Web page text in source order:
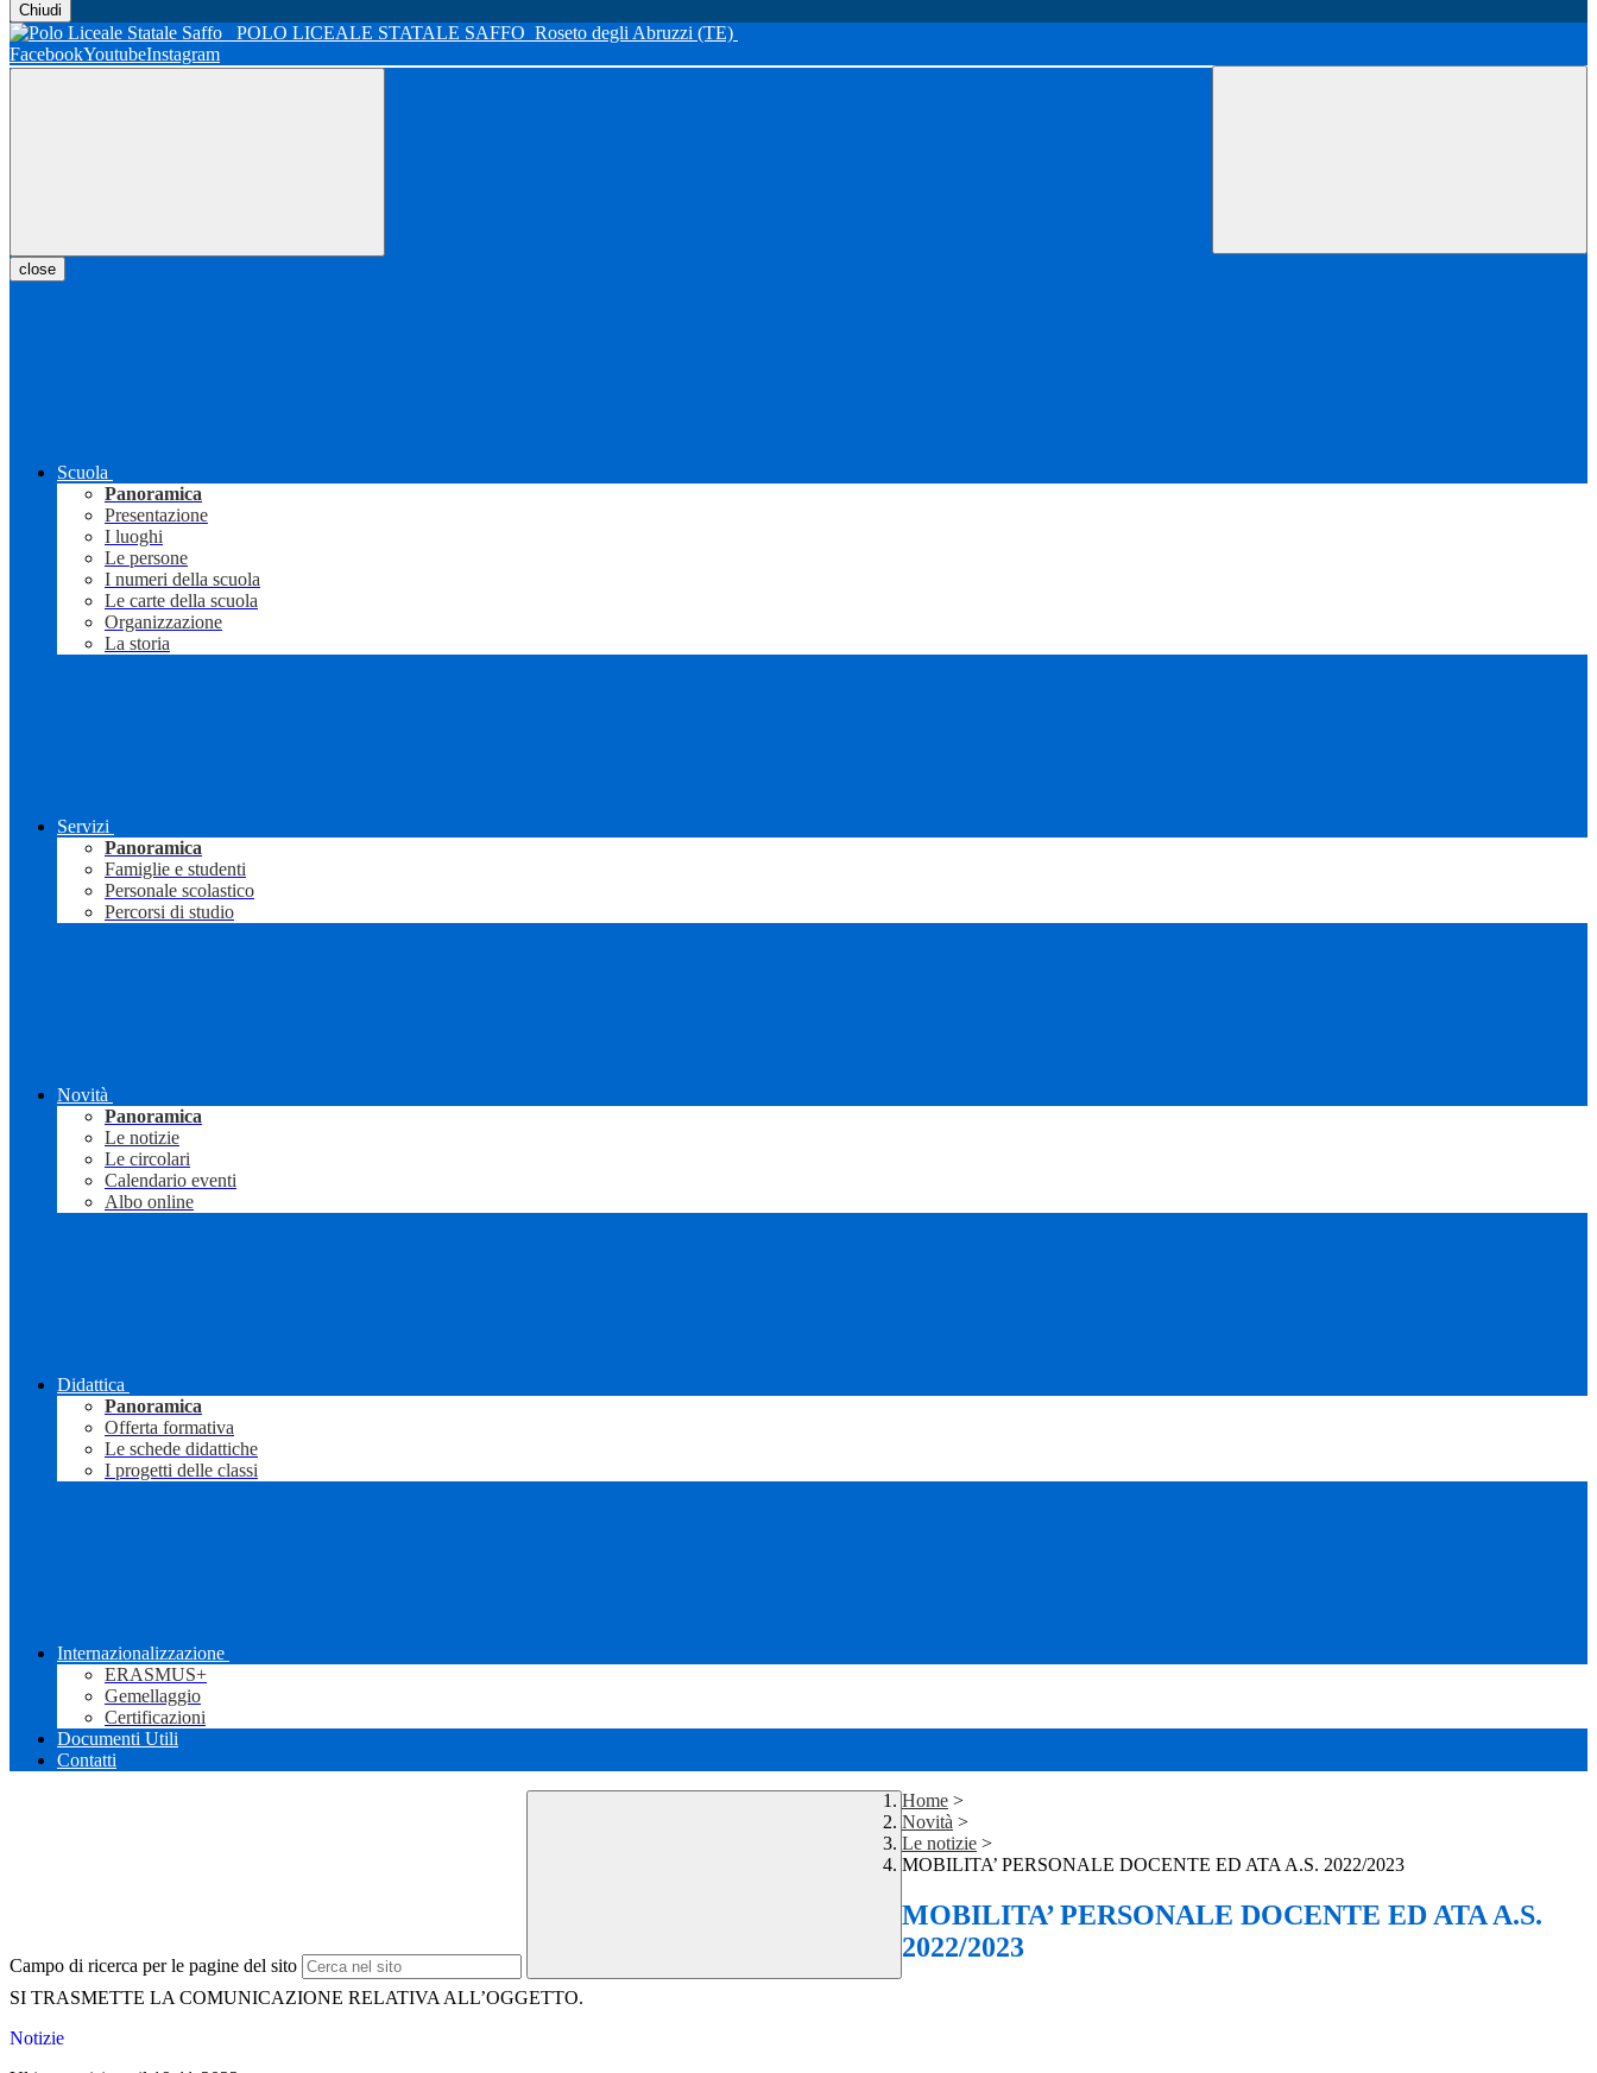
Chiudi
POLO LICEALE STATALE SAFFO Roseto degli Abruzzi (TE)
FacebookYoutubeInstagram
close
Scuola
Panoramica
Presentazione
I luoghi
Le persone
I numeri della scuola
Le carte della scuola
Organizzazione
La storia
Servizi
Panoramica
Famiglie e studenti
Personale scolastico
Percorsi di studio
Novità
Panoramica
Le notizie
Le circolari
Calendario eventi
Albo online
Didattica
Panoramica
Offerta formativa
Le schede didattiche
I progetti delle classi
Internazionalizzazione
ERASMUS+
Gemellaggio
Certificazioni
Documenti Utili
Contatti
Campo di ricerca per le pagine del sito
Home >
Novità >
Le notizie >
MOBILITA’ PERSONALE DOCENTE ED ATA A.S. 2022/2023
MOBILITA’ PERSONALE DOCENTE ED ATA A.S.
2022/2023
SI TRASMETTE LA COMUNICAZIONE RELATIVA ALL’OGGETTO.
Notizie